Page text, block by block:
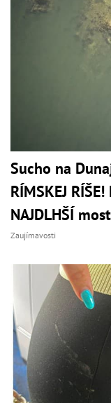
Sucho na
RÍMSKEJ
NAJDLHŠÍ
Zaujímavosti